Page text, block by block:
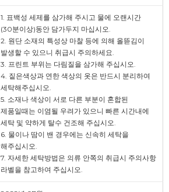
1. 표백성 세제를 삼가해 주시고 물에 오랜시간
(30분이상)동안 담가두지 마십시오.
2. 원단 소재의 특성상 마찰 등에 의해 올뜯김이
발생할 수 있으니 취급시 주의하세요.
3. 프린트 부위는 다림질을 삼가해 주십시오.
4. 짙은색상과 연한 색상의 옷은 반드시 분리하여
세탁해주십시오.
5. 소재나 색상이 서로 다른 부분이 혼합된
제품일때는 이염될 우려가 있으니 빠른 시간내에
세탁 및 약하게 탈수 건조해 주십시오.
6. 물이나 땀이 밴 경우에는 신속히 세탁을
해주십시오.
7. 자세한 세탁방법은 의류 안쪽의 취급시 주의사항
라벨을 참고하여 주십시오.